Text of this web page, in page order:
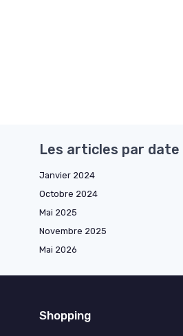
Les articles par date
Janvier 2024
Octobre 2024
Mai 2025
Novembre 2025
Mai 2026
Shopping